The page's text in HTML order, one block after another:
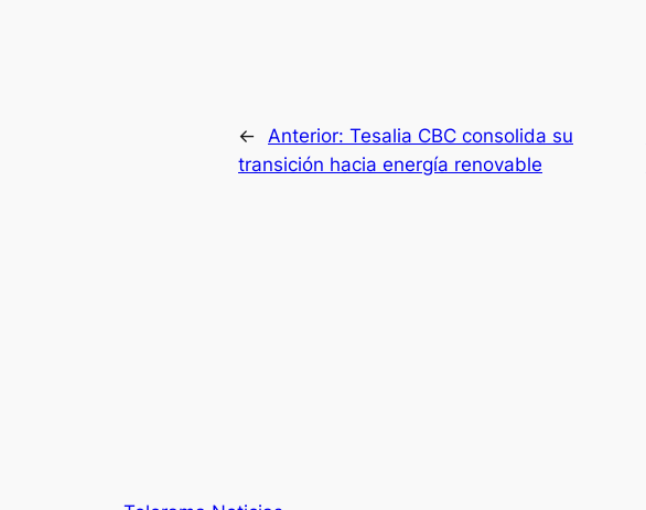
← Anterior: Tesalia CBC consolida su
transición hacia energía renovable